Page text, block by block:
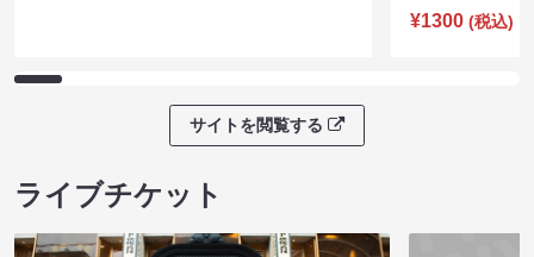
¥1300 (税込)
サイトを閲覧する
ライブチケット